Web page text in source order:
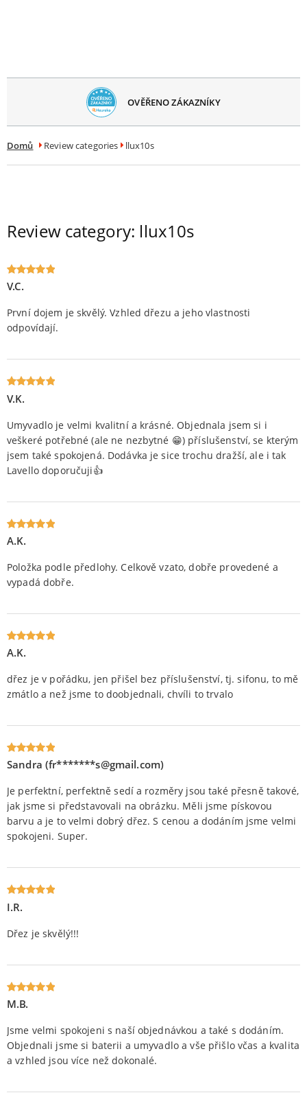
OVĚŘENO ZÁKAZNÍKY
Domů Review categories llux10s
Review category: llux10s
Oceniony
V.C.
První dojem je skvělý. Vzhled dřezu a jeho vlastnosti
odpovídají.
Oceniony
V.K.
Umyvadlo je velmi kvalitní a krásné. Objednala jsem si i
veškeré potřebné (ale ne nezbytné 😁) příslušenství, se kterým
jsem také spokojená. Dodávka je sice trochu dražší, ale i tak
Lavello doporučuji👍
Oceniony
A.K.
Položka podle předlohy. Celkově vzato, dobře provedené a
vypadá dobře.
Oceniony
A.K.
dřez je v pořádku, jen přišel bez příslušenství, tj. sifonu, to mě
zmátlo a než jsme to doobjednali, chvíli to trvalo
Oceniony
Sandra (fr*******s@gmail.com)
Je perfektní, perfektně sedí a rozměry jsou také přesně takové,
jak jsme si představovali na obrázku. Měli jsme pískovou
barvu a je to velmi dobrý dřez. S cenou a dodáním jsme velmi
spokojeni. Super.
Oceniony
I.R.
Dřez je skvělý!!!
Oceniony
M.B.
Jsme velmi spokojeni s naší objednávkou a také s dodáním.
Objednali jsme si baterii a umyvadlo a vše přišlo včas a kvalita
a vzhled jsou více než dokonalé.